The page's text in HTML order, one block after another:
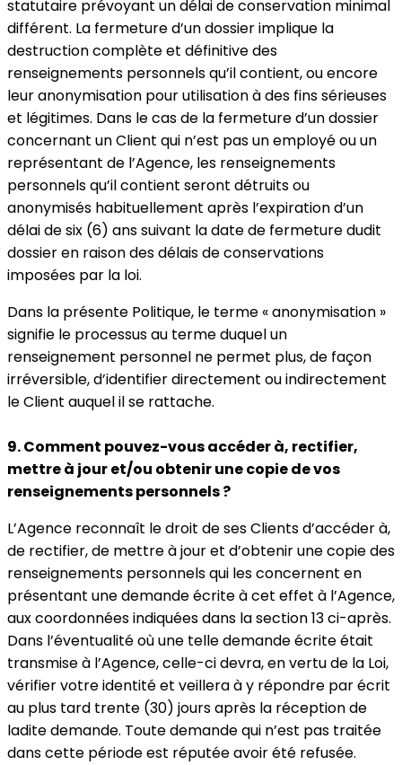
statutaire prévoyant un délai de conservation minimal
différent. La fermeture d’un dossier implique la
destruction complète et définitive des
renseignements personnels qu’il contient, ou encore
leur anonymisation pour utilisation à des fins sérieuses
et légitimes. Dans le cas de la fermeture d’un dossier
concernant un Client qui n’est pas un employé ou un
représentant de l’Agence, les renseignements
personnels qu’il contient seront détruits ou
anonymisés habituellement après l’expiration d’un
délai de six (6) ans suivant la date de fermeture dudit
dossier en raison des délais de conservations
imposées par la loi.
Dans la présente Politique, le terme « anonymisation »
signifie le processus au terme duquel un
renseignement personnel ne permet plus, de façon
irréversible, d’identifier directement ou indirectement
le Client auquel il se rattache.
9. Comment pouvez-vous accéder à, rectifier,
mettre à jour et/ou obtenir une copie de vos
renseignements personnels ?
L’Agence reconnaît le droit de ses Clients d’accéder à,
de rectifier, de mettre à jour et d’obtenir une copie des
renseignements personnels qui les concernent en
présentant une demande écrite à cet effet à l’Agence,
aux coordonnées indiquées dans la section 13 ci-après.
Dans l’éventualité où une telle demande écrite était
transmise à l’Agence, celle-ci devra, en vertu de la Loi,
vérifier votre identité et veillera à y répondre par écrit
au plus tard trente (30) jours après la réception de
ladite demande. Toute demande qui n’est pas traitée
dans cette période est réputée avoir été refusée.